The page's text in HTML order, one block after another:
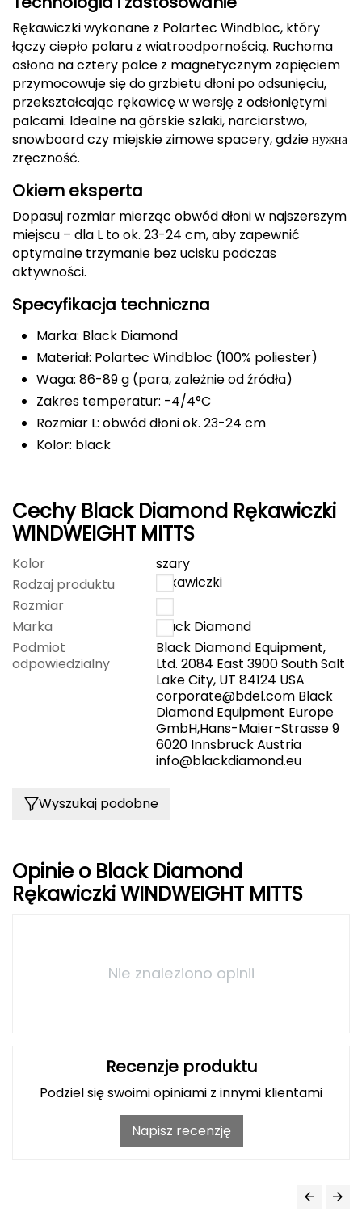
Deuter
Dolomite
E
EISBAR
ENERO
ENERO PRO
Elmer by Swany
FASHY
Fjord Nansen
GSI Outdoors
Gear Aid
Gerber
Giant Dragon
Granger's
Grivel
Gumbies
Haago
Rękawiczki wykonane z Polartec Windbloc, który
łączy ciepło polaru z wiatroodpornością. Ruchoma
osłona na cztery palce z magnetycznym zapięciem
przymocowuje się do grzbietu dłoni po odsunięciu,
przekształcając rękawicę w wersję z odsłoniętymi
palcami. Idealne na górskie szlaki, narciarstwo,
snowboard czy miejskie zimowe spacery, gdzie нужна
zręczność.
Okiem eksperta
Dopasuj rozmiar mierząc obwód dłoni w najszerszym
miejscu – dla L to ok. 23-24 cm, aby zapewnić
optymalne trzymanie bez ucisku podczas
aktywności.
Specyfikacja techniczna
Marka: Black Diamond
Materiał: Polartec Windbloc (100% poliester)
Waga: 86-89 g (para, zależnie od źródła)
Zakres temperatur: -4/4°C
Rozmiar L: obwód dłoni ok. 23-24 cm
Kolor: black
Cechy Black Diamond Rękawiczki
WINDWEIGHT MITTS
Kolor
szary
Rodzaj produktu
rękawiczki
Rozmiar
Marka
Black Diamond
Podmiot
odpowiedzialny
Black Diamond Equipment,
Ltd. 2084 East 3900 South Salt
Lake City, UT 84124 USA
corporate@bdel.com Black
Diamond Equipment Europe
GmbH,Hans-Maier-Strasse 9
6020 Innsbruck Austria
info@blackdiamond.eu
Wyszukaj podobne
Opinie o Black Diamond
Rękawiczki WINDWEIGHT MITTS
Nie znaleziono opinii
Recenzje produktu
Podziel się swoimi opiniami z innymi klientami
Napisz recenzję